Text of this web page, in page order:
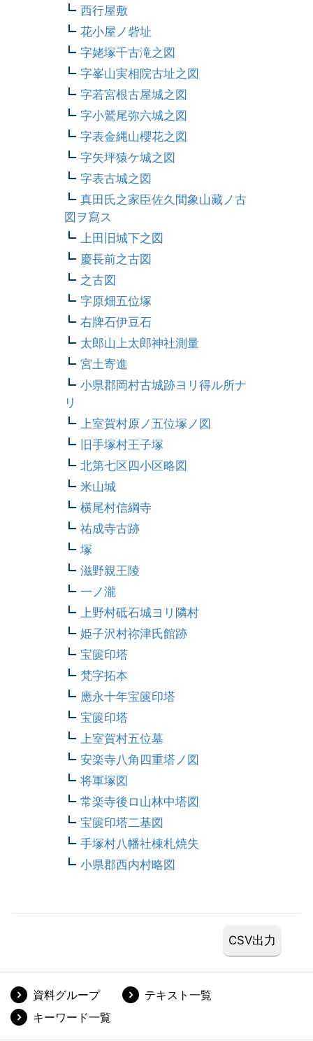
西行屋敷
花小屋ノ砦址
字姥塚千古滝之図
字峯山実相院古址之図
字若宮根古屋城之図
字小鷲尾弥六城之図
字表金縄山櫻花之図
字矢坪猿ケ城之図
字表古城之図
真田氏之家臣佐久間象山藏ノ古
図ヲ寫ス
上田旧城下之図
慶長前之古図
之古図
字原畑五位塚
右牌石伊豆石
太郎山上太郎神社測量
宮土寄進
小県郡岡村古城跡ヨリ得ル所ナ
リ
上室賀村原ノ五位塚ノ図
旧手塚村王子塚
北第七区四小区略図
米山城
横尾村信綱寺
祐成寺古跡
塚
滋野親王陵
一ノ瀧
上野村砥石城ヨリ隣村
姫子沢村祢津氏館跡
宝篋印塔
梵字拓本
應永十年宝篋印塔
宝篋印塔
上室賀村五位墓
安楽寺八角四重塔ノ図
将軍塚図
常楽寺後ロ山林中塔図
宝篋印塔二基図
手塚村八幡社棟札焼失
小県郡西内村略図
資料グループ
テキスト一覧
キーワード一覧